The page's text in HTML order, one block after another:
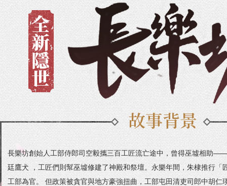
長樂坊創始人工部侍郎司空毅攜三百工匠流亡途中，曾得巫墟相助
廷鷹犬 ，工匠們則幫巫墟修建了神殿和祭壇。永樂年間，朱棣推行「
工部為官。 但政策被貪官與地方豪強扭曲，‌工部屯田清吏司郎中胡仁